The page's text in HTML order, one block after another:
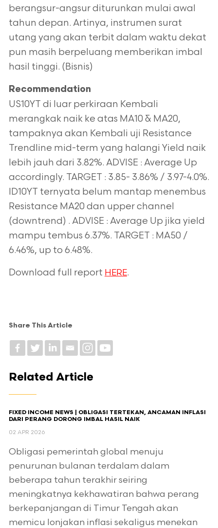
berangsur-angsur diturunkan mulai awal
tahun depan. Artinya, instrumen surat
utang yang akan terbit dalam waktu dekat
pun masih berpeluang memberikan imbal
hasil tinggi. (Bisnis)
Recommendation
US10YT di luar perkiraan Kembali
merangkak naik ke atas MA10 & MA20,
tampaknya akan Kembali uji Resistance
Trendline mid-term yang halangi Yield naik
lebih jauh dari 3.82%. ADVISE : Average Up
accordingly. TARGET : 3.85- 3.86% / 3.97-4.0%.
ID10YT ternyata belum mantap menembus
Resistance MA20 dan upper channel
(downtrend) . ADVISE : Average Up jika yield
mampu tembus 6.37%. TARGET : MA50 /
6.46%, up to 6.48%.
Download full report HERE.
Share This Article
Related Article
FIXED INCOME NEWS | OBLIGASI TERTEKAN, ANCAMAN INFLASI
DARI PERANG DORONG IMBAL HASIL NAIK
02 APR 2026
Obligasi pemerintah global menuju
penurunan bulanan terdalam dalam
beberapa tahun terakhir seiring
meningkatnya kekhawatiran bahwa perang
berkepanjangan di Timur Tengah akan
memicu lonjakan inflasi sekaligus menekan